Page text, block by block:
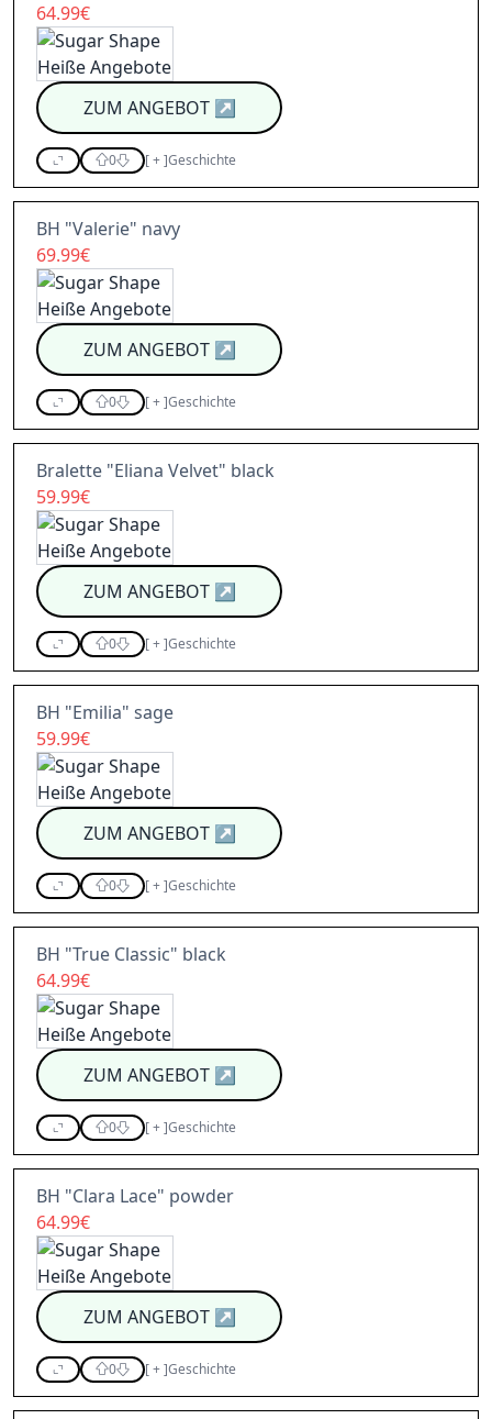
64.99€
ZUM ANGEBOT↗
0 [+]Geschichte
BH "Valerie" navy
69.99€
ZUM ANGEBOT↗
0 [+]Geschichte
Bralette "Eliana Velvet" black
59.99€
ZUM ANGEBOT↗
0 [+]Geschichte
BH "Emilia" sage
59.99€
ZUM ANGEBOT↗
0 [+]Geschichte
BH "True Classic" black
64.99€
ZUM ANGEBOT↗
0 [+]Geschichte
BH "Clara Lace" powder
64.99€
ZUM ANGEBOT↗
0 [+]Geschichte